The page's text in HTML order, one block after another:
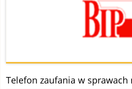
Telefon zaufania w sprawach